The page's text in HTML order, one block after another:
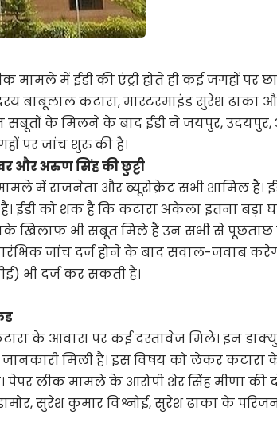
मामले में ईडी की एंट्री होते ही कई जगहों पर
बाबूलाल कटारा, मास्टरमाइंड सुरेश ढाका
के मिलने के बाद ईडी ने जयपुर, उदयपुर,
पर जांच शुरु की है।
और अरुण सिंह की छुट्टी
में राजनेता और ब्यूरोक्रेट सभी शामिल हैं।
ईडी को शक है कि कटारा अकेला इतना बड़ा
खिलाफ भी सबूत मिले हैं उन सभी से पूछताछ
जांच दर्ज होने के बाद सवाल-जवाब
भी दर्ज कर सकती है।
के आवास पर कई दस्तावेज मिले। इन
मिली है। इस विषय को लेकर कटारा
लीक मामले के आरोपी शेर सिंह मीणा की
सुरेश कुमार विश्नोई, सुरेश ढाका के